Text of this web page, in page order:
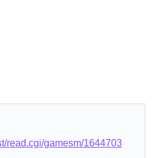
read.cgi/gamesm/1644703